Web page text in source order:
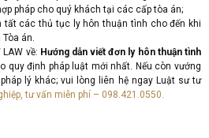
pháp cho quý khách tại các cấp tòa án;
tất các thủ tục ly hôn thuận tình cho đến khi
án.
về: Hướng dẫn viết đơn ly hôn thuận tình
quy định pháp luật mới nhất. Nếu còn vướng
lý khác; vui lòng liên hệ ngay Luật sư tư
tư vấn miễn phí – 098.421.0550.